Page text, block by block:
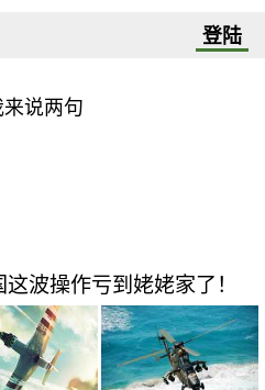
登陆
来说两句
波操作亏到姥姥家了！